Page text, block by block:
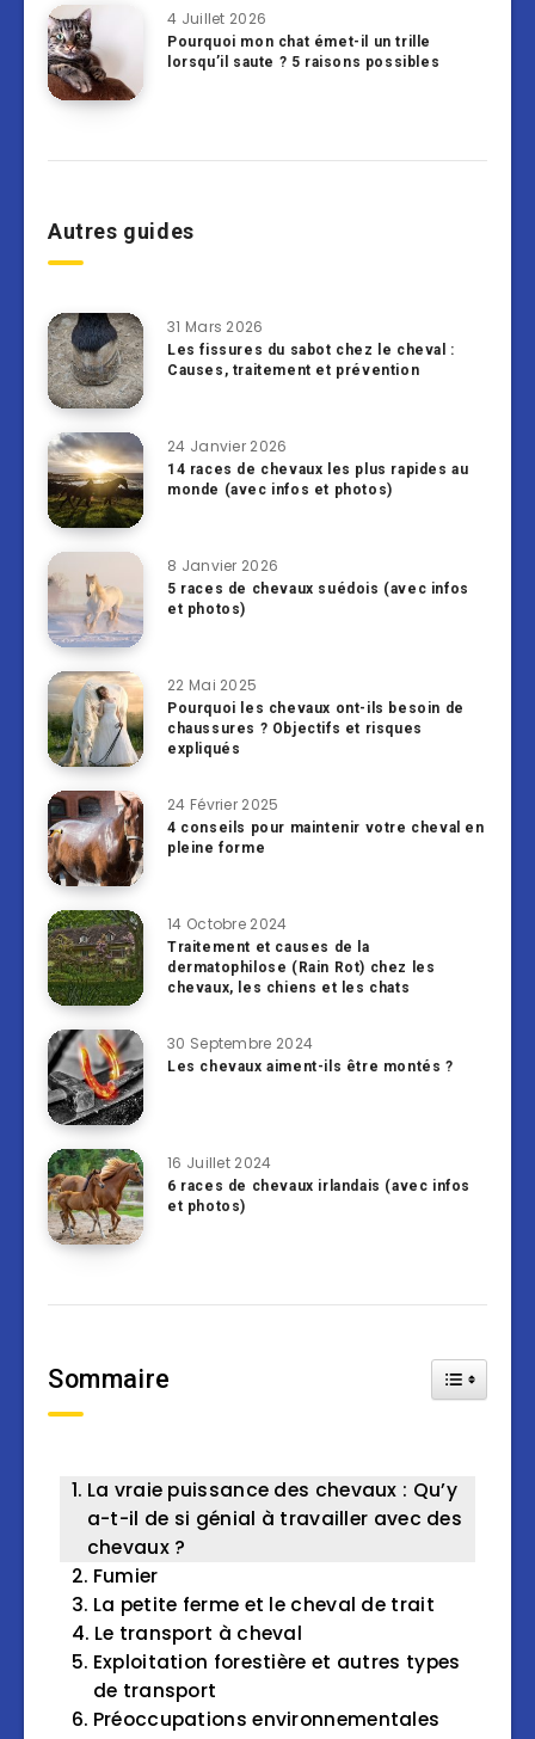
4 Juillet 2026
Pourquoi mon chat émet-il un trille
lorsqu’il saute ? 5 raisons possibles
Autres guides
31 Mars 2026
Les fissures du sabot chez le cheval :
Causes, traitement et prévention
24 Janvier 2026
14 races de chevaux les plus rapides au
monde (avec infos et photos)
8 Janvier 2026
5 races de chevaux suédois (avec infos
et photos)
22 Mai 2025
Pourquoi les chevaux ont-ils besoin de
chaussures ? Objectifs et risques
expliqués
24 Février 2025
4 conseils pour maintenir votre cheval en
pleine forme
14 Octobre 2024
Traitement et causes de la
dermatophilose (Rain Rot) chez les
chevaux, les chiens et les chats
30 Septembre 2024
Les chevaux aiment-ils être montés ?
16 Juillet 2024
6 races de chevaux irlandais (avec infos
et photos)
Sommaire Toggle
La vraie puissance des chevaux : Qu’y
a-t-il de si génial à travailler avec des
chevaux ?
Fumier
La petite ferme et le cheval de trait
Le transport à cheval
Exploitation forestière et autres types
de transport
Préoccupations environnementales